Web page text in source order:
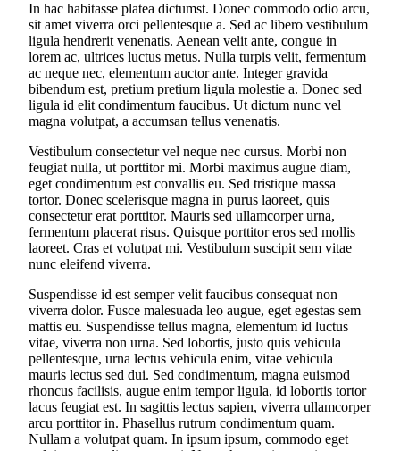
In hac habitasse platea dictumst. Donec commodo odio arcu,
sit amet viverra orci pellentesque a. Sed ac libero vestibulum
ligula hendrerit venenatis. Aenean velit ante, congue in
lorem ac, ultrices luctus metus. Nulla turpis velit, fermentum
ac neque nec, elementum auctor ante. Integer gravida
bibendum est, pretium pretium ligula molestie a. Donec sed
ligula id elit condimentum faucibus. Ut dictum nunc vel
magna volutpat, a accumsan tellus venenatis.
Vestibulum consectetur vel neque nec cursus. Morbi non
feugiat nulla, ut porttitor mi. Morbi maximus augue diam,
eget condimentum est convallis eu. Sed tristique massa
tortor. Donec scelerisque magna in purus laoreet, quis
consectetur erat porttitor. Mauris sed ullamcorper urna,
fermentum placerat risus. Quisque porttitor eros sed mollis
laoreet. Cras et volutpat mi. Vestibulum suscipit sem vitae
nunc eleifend viverra.
Suspendisse id est semper velit faucibus consequat non
viverra dolor. Fusce malesuada leo augue, eget egestas sem
mattis eu. Suspendisse tellus magna, elementum id luctus
vitae, viverra non urna. Sed lobortis, justo quis vehicula
pellentesque, urna lectus vehicula enim, vitae vehicula
mauris lectus sed dui. Sed condimentum, magna euismod
rhoncus facilisis, augue enim tempor ligula, id lobortis tortor
lacus feugiat est. In sagittis lectus sapien, viverra ullamcorper
arcu porttitor in. Phasellus rutrum condimentum quam.
Nullam a volutpat quam. In ipsum ipsum, commodo eget